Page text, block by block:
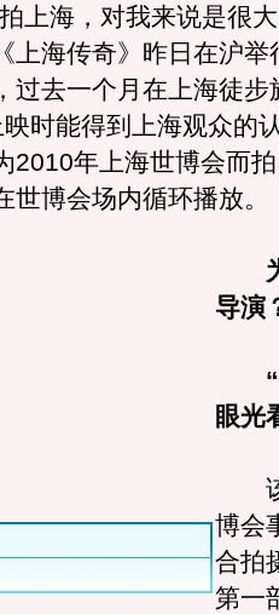
海，对我来说是很大
上海传奇》昨日在沪举
过去一个月在上海徒步
时能得到上海观众的
2010年上海世博会而
博会场内循环播放。
导演
眼光
该
博会
合拍
第一